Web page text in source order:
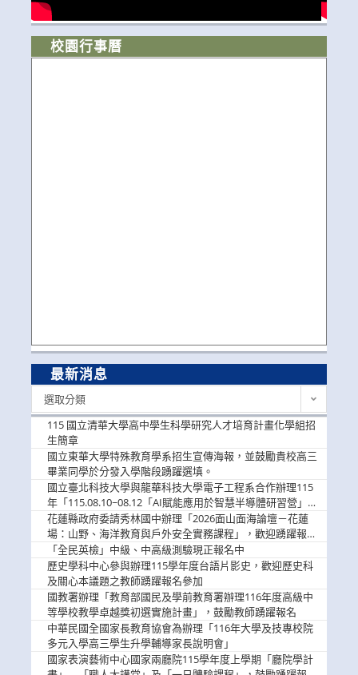
校園行事曆
最新消息
選取分類
115 國立清華大學高中學生科學研究人才培育計畫化學組招
生簡章
國立東華大學特殊教育學系招生宣傳海報，並鼓勵貴校高三
畢業同學於分發入學階段踴躍選填。
國立臺北科技大學與龍華科技大學電子工程系合作辦理115
年「115.08.10~08.12「AI賦能應用於智慧半導體研習營」，
歡迎學生踴躍報名參加
花蓮縣政府委請秀林國中辦理「2026面山面海論壇－花蓮
場：山野、海洋教育與戶外安全實務課程」，歡迎踴躍報名
參加
「全民英檢」中級、中高級測驗現正報名中
歷史學科中心參與辦理115學年度台語片影史，歡迎歷史科
及關心本議題之教師踴躍報名參加
國教署辦理「教育部國民及學前教育署辦理116年度高級中
等學校教學卓越獎初選實施計畫」，鼓勵教師踴躍報名
中華民國全國家長教育協會為辦理「116年大學及技專校院
多元入學高三學生升學輔導家長說明會」
國家表演藝術中心國家兩廳院115學年度上學期「廳院學計